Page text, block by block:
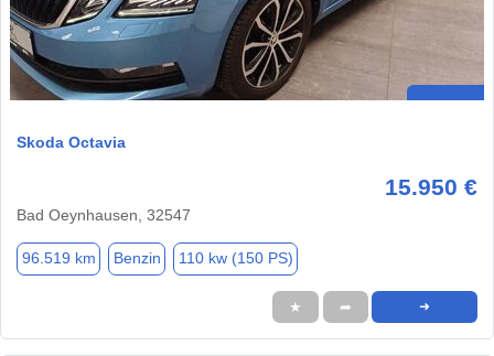
Skoda Octavia
15.950 €
Bad Oeynhausen, 32547
96.519 km Benzin 110 kw (150 PS)
★ ➦ ➜